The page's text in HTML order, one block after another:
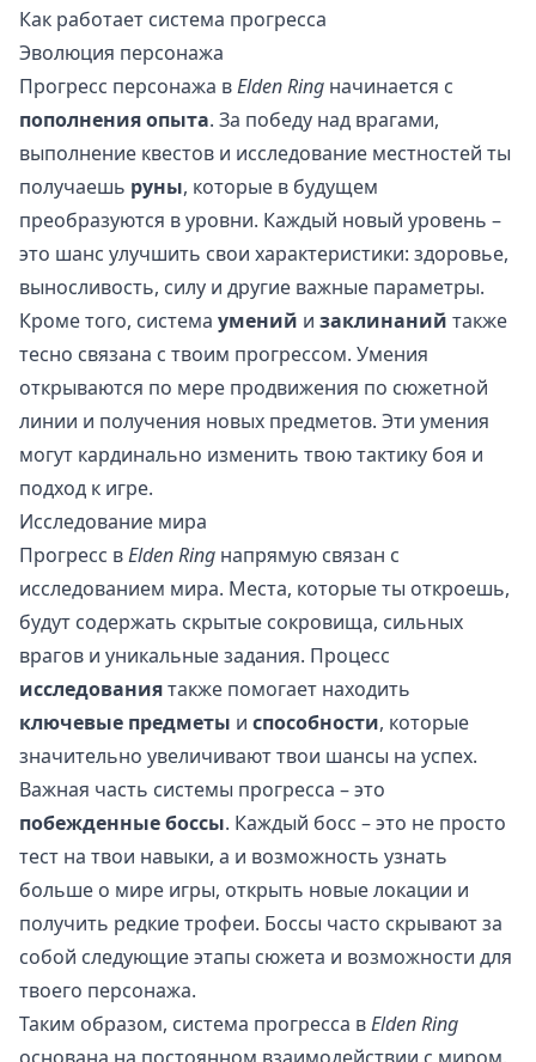
Как работает система прогресса
Эволюция персонажа
Прогресс персонажа вElden Ring начинается с
пополнения опыта. За победу над врагами,
выполнение квестов и исследование местностей ты
получаешь руны, которые в будущем
преобразуются в уровни. Каждый новый уровень –
это шанс улучшить свои характеристики: здоровье,
выносливость, силу и другие важные параметры.
Кроме того, система умений и заклинаний также
тесно связана с твоим прогрессом. Умения
открываются по мере продвижения по сюжетной
линии и получения новых предметов. Эти умения
могут кардинально изменить твою тактику боя и
подход к игре.
Исследование мира
Прогресс вElden Ring напрямую связан с
исследованием мира. Места, которые ты откроешь,
будут содержать скрытые сокровища, сильных
врагов и уникальные задания. Процесс
исследованиятакже помогает находить
ключевые предметы и способности, которые
значительно увеличивают твои шансы на успех.
Важная часть системы прогресса – это
побежденные боссы. Каждый босс – это не просто
тест на твои навыки, а и возможность узнать
больше о мире игры, открыть новые локации и
получить редкие трофеи. Боссы часто скрывают за
собой следующие этапы сюжета и возможности для
твоего персонажа.
Таким образом, система прогресса вElden Ring